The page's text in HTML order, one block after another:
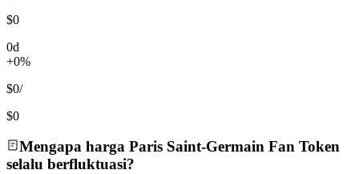
$0
0d
+0%
$0/
$0
Mengapa harga Paris Saint-Germain Fan Token
selalu berfluktuasi?